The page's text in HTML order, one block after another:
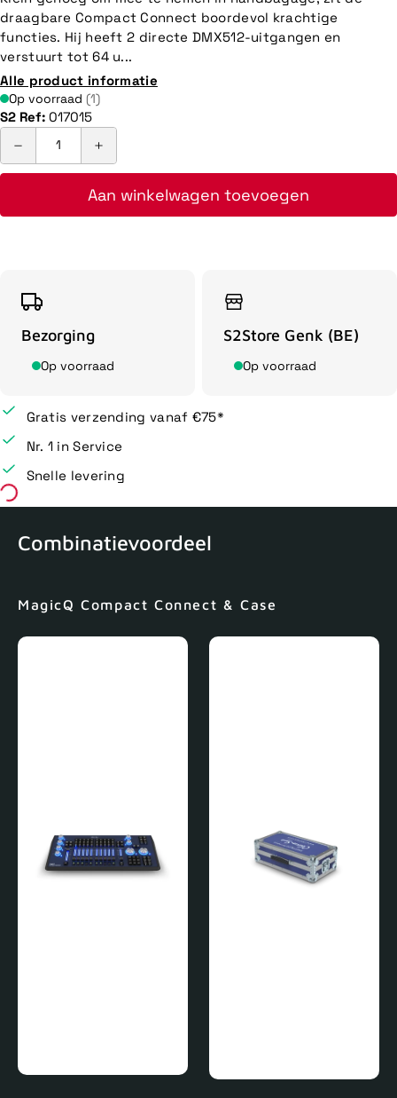
draagbare Compact Connect boordevol krachtige
functies. Hij heeft 2 directe DMX512-uitgangen en
verstuurt tot 64 u...
Alle product informatie
Op voorraad (1)
S2 Ref: 017015
Aan winkelwagen toevoegen
Bezorging
Op voorraad
S2Store Genk (BE)
Op voorraad
Gratis verzending vanaf €75*
Nr. 1 in Service
Snelle levering
Combinatievoordeel
MagicQ Compact Connect & Case